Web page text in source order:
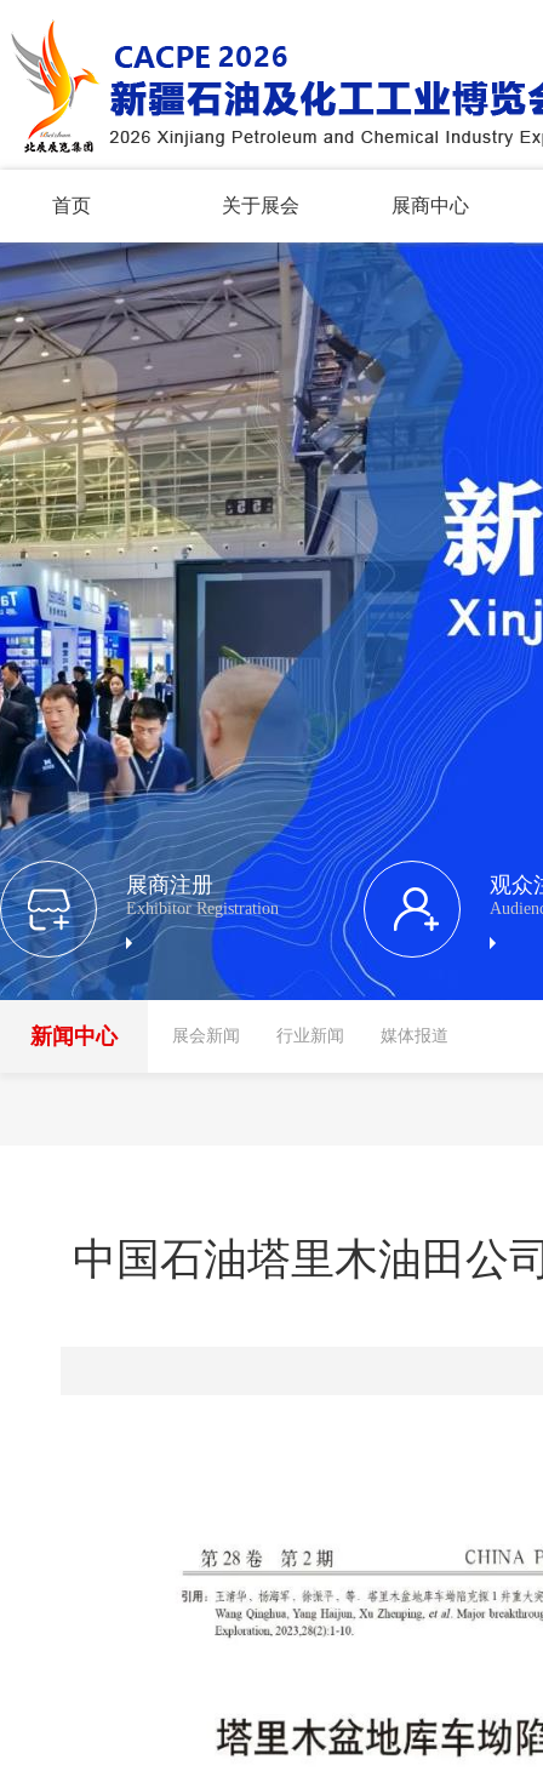
首页 关于展会 展商中心
展商注册
Exhibitor Registration
观众
新闻中心 展会新闻 行业新闻 媒体报道
中国石油塔里木油田公